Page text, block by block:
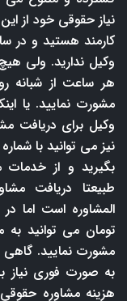
نیاز حقوقی خود از
کارمند هستید و در
وکیل ندارید. ولی
هر ساعت از شبانه
مشورت نمایید. یا
وکیل برای دریافت
بگیرید و از خدمات
طبیعتا دریافت
مشورت نمایید. گاهی
به صورت فوری نیاز
هزینه مشاوره